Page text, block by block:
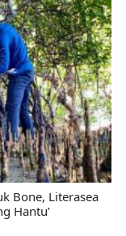
Bone, Literasea
Hantu’